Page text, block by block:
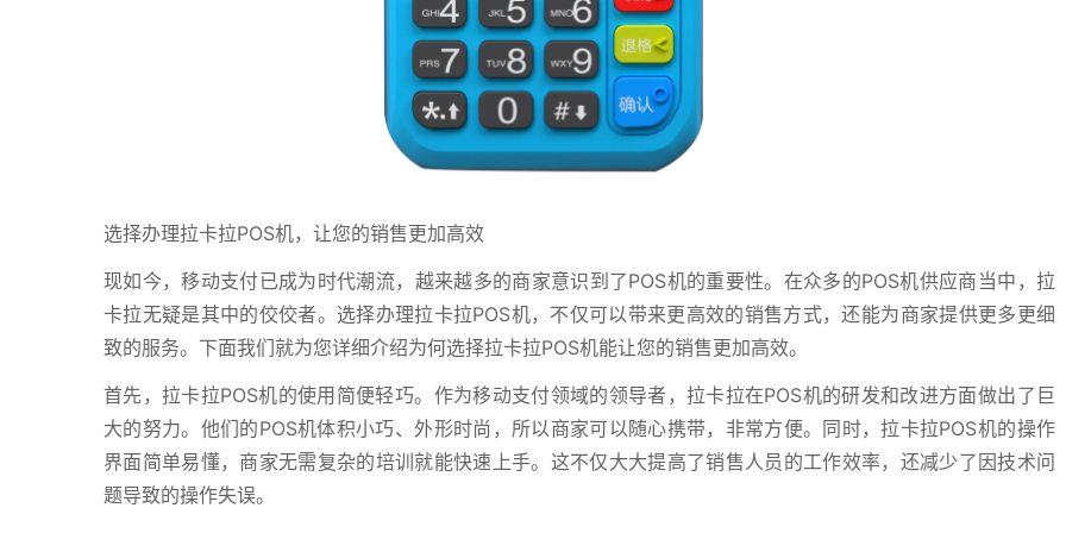
选择办理拉卡拉POS机，让您的销售更加高效
现如今，移动支付已成为时代潮流，越来越多的商家意识到了POS机的重要性。在众多的POS机供应商当中，拉
卡拉无疑是其中的佼佼者。选择办理拉卡拉POS机，不仅可以带来更高效的销售方式，还能为商家提供更多更细
致的服务。下面我们就为您详细介绍为何选择拉卡拉POS机能让您的销售更加高效。
首先，拉卡拉POS机的使用简便轻巧。作为移动支付领域的领导者，拉卡拉在POS机的研发和改进方面做出了巨
大的努力。他们的POS机体积小巧、外形时尚，所以商家可以随心携带，非常方便。同时，拉卡拉POS机的操作
界面简单易懂，商家无需复杂的培训就能快速上手。这不仅大大提高了销售人员的工作效率，还减少了因技术问
题导致的操作失误。